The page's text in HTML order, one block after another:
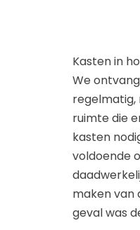
Kasten in
We
regelmatig,
ruimte die
kasten
voldoende
maken van
geval was